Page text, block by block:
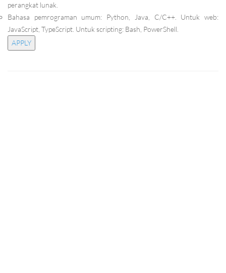
perangkat lunak.
Bahasa pemrograman umum: Python, Java, C/C++. Untuk web:
JavaScript, TypeScript. Untuk scripting: Bash, PowerShell.
APPLY